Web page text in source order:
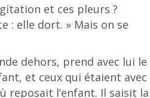
et ces pleurs ?
: elle dort. » Mais on se
dehors, prend avec lui le
et ceux qui étaient avec
reposait l’enfant. Il saisit la